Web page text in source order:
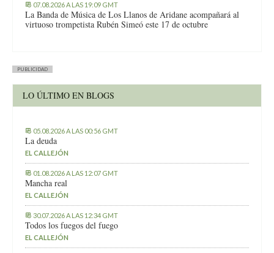
07.08.2026 A LAS 19:09 GMT
La Banda de Música de Los Llanos de Aridane acompañará al
virtuoso trompetista Rubén Simeó este 17 de octubre
PUBLICIDAD
LO ÚLTIMO EN BLOGS
05.08.2026 A LAS 00:56 GMT
La deuda
EL CALLEJÓN
01.08.2026 A LAS 12:07 GMT
Mancha real
EL CALLEJÓN
30.07.2026 A LAS 12:34 GMT
Todos los fuegos del fuego
EL CALLEJÓN